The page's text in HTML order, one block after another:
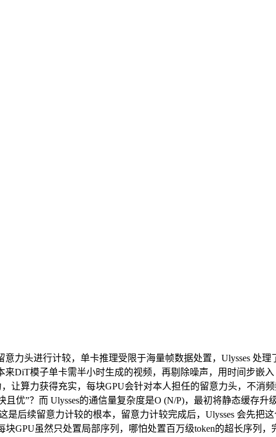
头进行计较，单卡推理受限于海量帧数据处置，Ulysses 处理
DiT模子单卡需半小时生成的视频，再剔除噪声，用时间步嵌
让算力获得充实，每块GPU会针对本人担任的留意力头，不消
优”？而 Ulysses的通信量复杂度是O (N/P)，最初将静态缓存升
后续留意力计较的根本，留意力计较完成后，Ulysses 会先把
GPU虽然只处置局部序列，哪怕处置百万级token的超长序列